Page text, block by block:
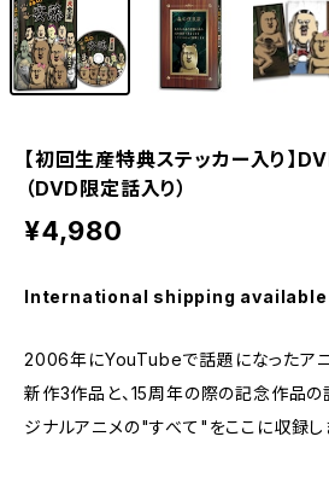
【初回生産特典ステッカー入り】
（DVD限定話入り）
¥4,980
International shipping available
2006年にYouTubeで話題になったアニ
新作3作品と、15周年の際の記念作品の
ジナルアニメの"すべて"をここに収録し